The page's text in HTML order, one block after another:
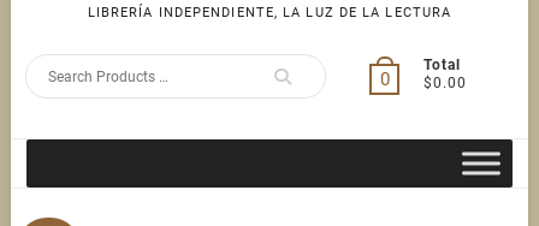
LIBRERÍA INDEPENDIENTE, LA LUZ DE LA LECTURA
Search
0
Total
$0.00